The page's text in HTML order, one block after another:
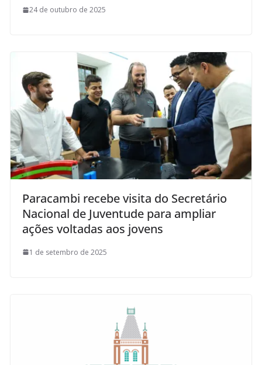
24 de outubro de 2025
Paracambi recebe visita do Secretário
Nacional de Juventude para ampliar
ações voltadas aos jovens
1 de setembro de 2025